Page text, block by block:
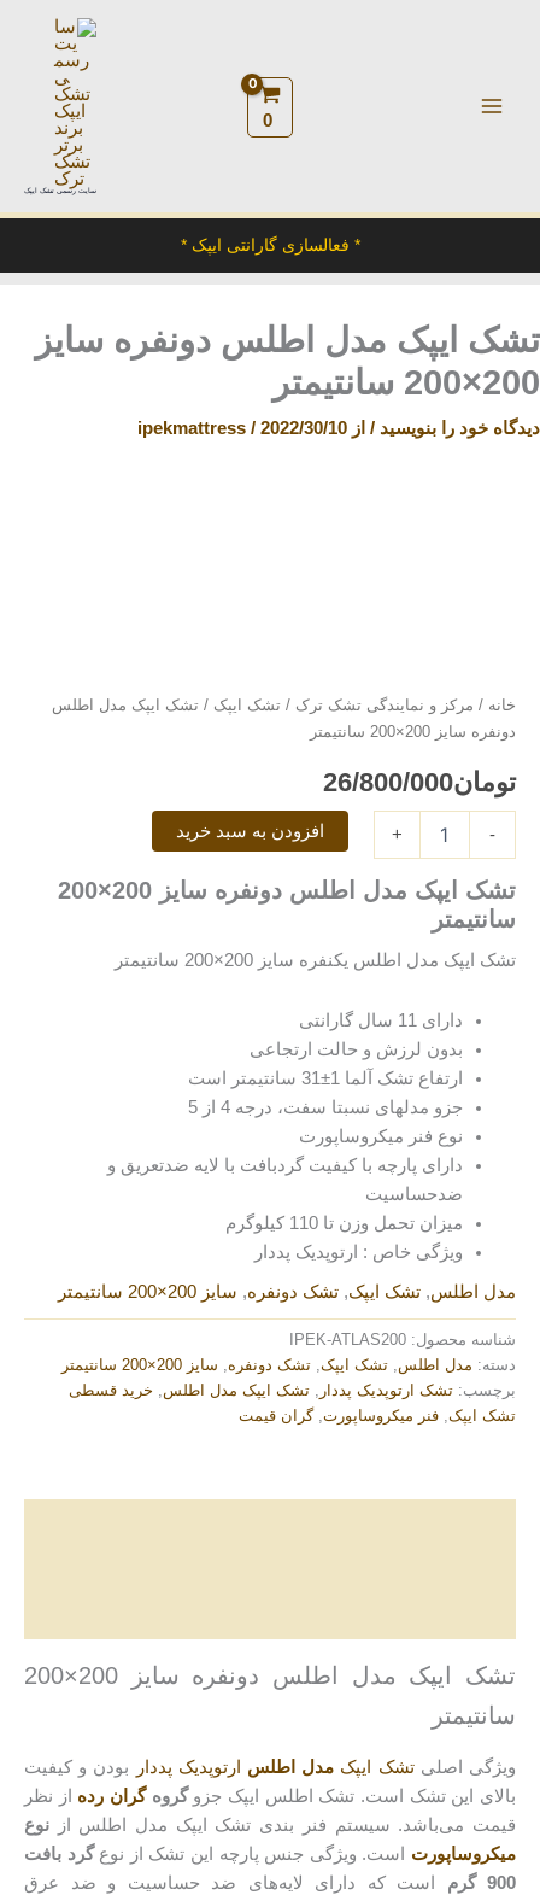
0
سایت رسمی تشک ایپک
* فعالسازی گارانتی ایپک *
تشک ایپک مدل اطلس دونفره سایز
200×200 سانتیمتر
دیدگاه‌ خود را بنویسید / از ipekmattress / 2022/30/10
خانه / مرکز و نمایندگی تشک ترک / تشک ایپک / تشک ایپک مدل اطلس
دونفره سایز 200×200 سانتیمتر
تومان26/800/000
-
عدد
+ افزودن به سبد خرید
تشک ایپک مدل اطلس دونفره سایز 200×200
سانتیمتر
تشک ایپک مدل اطلس یکنفره سایز 200×200 سانتیمتر
دارای 11 سال گارانتی
بدون لرزش و حالت ارتجاعی
ارتفاع تشک آلما 1±31 سانتیمتر است
جزو مدلهای نسبتا سفت، درجه 4 از 5
نوع فنر میکروساپورت
دارای پارچه با کیفیت گردبافت با لایه ضدتعریق و
ضدحساسیت
میزان تحمل وزن تا 110 کیلوگرم
ویژگی خاص : ارتوپدیک پددار
مدل اطلس, تشک ایپک, تشک دونفره, سایز 200×200 سانتیمتر
شناسه محصول: IPEK-ATLAS200
دسته: مدل اطلس, تشک ایپک, تشک دونفره, سایز 200×200 سانتیمتر
برچسب: تشک ارتوپدیک پددار , تشک ایپک مدل اطلس, خرید قسطی
تشک ایپک, فنر میکروساپورت,گران قیمت
تشک ایپک مدل اطلس دونفره سایز 200×200
سانتیمتر
ویژگی اصلیتشک ایپک مدل اطلس ارتوپدیک پددار
بودن و کیفیت
بالای این تشک است. تشک اطلس ایپک جزوگروهگران رده از نظر
قیمت می‌باشد. سیستم فنر بندی تشک ایپک مدل اطلس از نوع
میکروساپورت است. ویژگی جنس پارچه این تشک از نوعگرد بافت
900 گرم
است که دارای لایه‌های ضد حساسیت و ضد عرق